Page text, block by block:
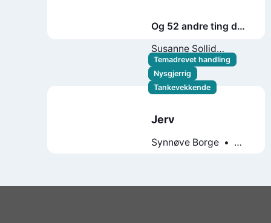
Og 52 andre ting du
Susanne Sollid
Kaluza
Temadrevet handling
Nysgjerrig
Tankevekkende
Jerv
Synnøve Borge